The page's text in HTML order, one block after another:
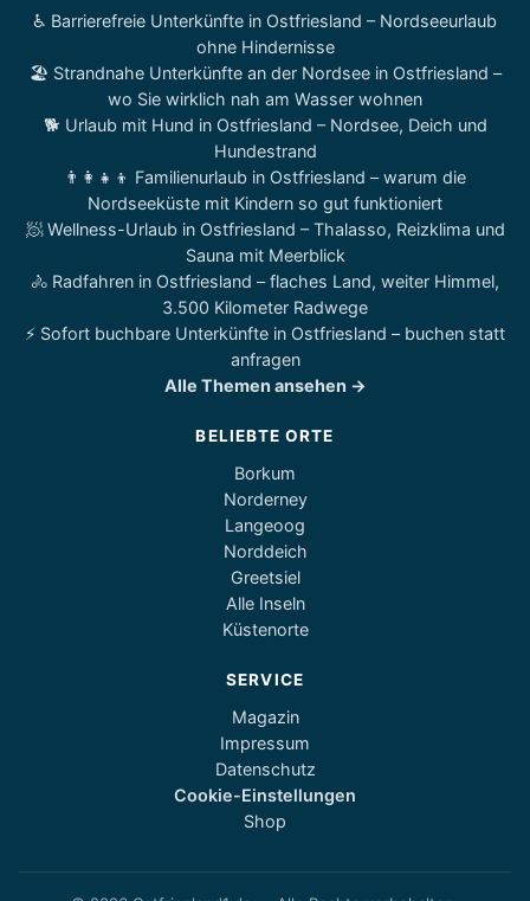
♿ Barrierefreie Unterkünfte in Ostfriesland – Nordseeurlaub
ohne Hindernisse
🏖️ Strandnahe Unterkünfte an der Nordsee in Ostfriesland –
wo Sie wirklich nah am Wasser wohnen
🐕 Urlaub mit Hund in Ostfriesland – Nordsee, Deich und
Hundestrand
👨‍👩‍👧‍👦 Familienurlaub in Ostfriesland – warum die
Nordseeküste mit Kindern so gut funktioniert
🧖 Wellness-Urlaub in Ostfriesland – Thalasso, Reizklima und
Sauna mit Meerblick
🚴 Radfahren in Ostfriesland – flaches Land, weiter Himmel,
3.500 Kilometer Radwege
⚡ Sofort buchbare Unterkünfte in Ostfriesland – buchen statt
anfragen
Alle Themen ansehen →
BELIEBTE ORTE
Borkum
Norderney
Langeoog
Norddeich
Greetsiel
Alle Inseln
Küstenorte
SERVICE
Magazin
Impressum
Datenschutz
Cookie-Einstellungen
Shop